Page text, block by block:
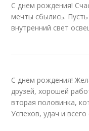
С днем рождения!
мечты сбылись.
внутренний свет
С днем рождения!
друзей, хорошей
вторая половинка,
Успехов, удач и